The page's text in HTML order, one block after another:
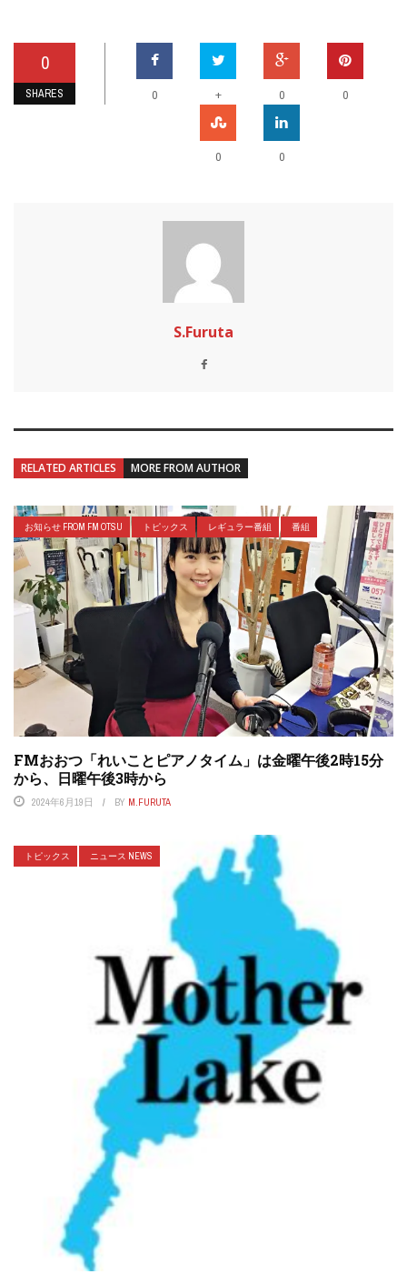
0
SHARES 0 + 0 0
0 0
S.Furuta
RELATED ARTICLES MORE FROM AUTHOR
お知らせ FROM FM OTSU トピックス レギュラー番組 番組
FMおおつ「れいことピアノタイム」は金曜午後2時15分
から、日曜午後3時から
2024年6月19日 BY M.FURUTA
トピックス ニュース NEWS